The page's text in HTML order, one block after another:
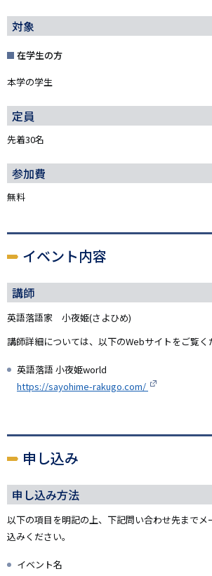
対象
在学生の方
本学の学生
定員
先着30名
参加費
無料
イベント内容
講師
英語落語家 小夜姫(さよひめ)
講師詳細については、以下のWebサイトをご覧く
英語落語 小夜姫world
https://sayohime-rakugo.com/
申し込み
申し込み方法
以下の項目を明記の上、下記問い合わせ先までメ
込みください。
イベント名